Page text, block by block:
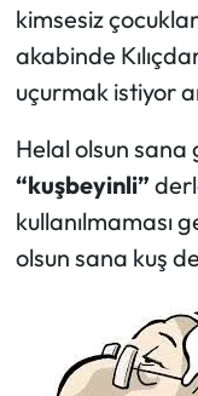
kimsesiz
akabinde
uçurmak istiyor
Helal olsun
“kuşbeyinli”
kullanılmaması
olsun sana kuş